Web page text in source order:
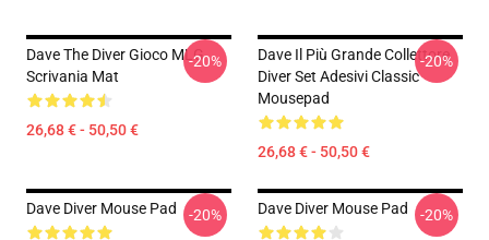
Dave The Diver Gioco MLG
Scrivania Mat
26,68 € - 50,50 €
-20%
Dave Il Più Grande Collettore
Diver Set Adesivi Classic
Mousepad
26,68 € - 50,50 €
-20%
Dave Diver Mouse Pad -20% Dave Diver Mouse Pad -20%